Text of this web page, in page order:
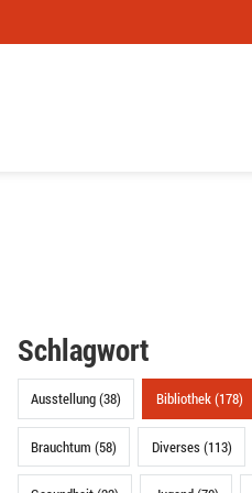
Schlagwort
Ausstellung (38) Bibliothek (178)
Brauchtum (58) Diverses (113)